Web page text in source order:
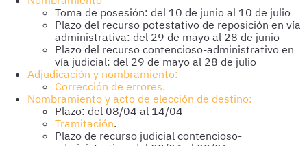
Toma de posesión: del 10 de junio al 10 de julio
Plazo del recurso potestativo de reposición en vía
administrativa: del 29 de mayo al 28 de junio
Plazo del recurso contencioso-administrativo en
vía judicial: del 29 de mayo al 28 de julio
Adjudicación y nombramiento:
Corrección de errores.
Nombramiento y acto de elección de destino:
Plazo: del 08/04 al 14/04
Tramitación.
Plazo de recurso judicial contencioso-